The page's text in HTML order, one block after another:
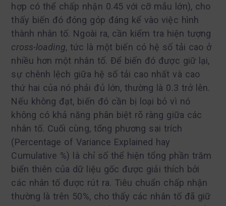
hợp có thể chấp nhận 0.45 với cỡ mẫu lớn), cho
thấy biến đó đóng góp đáng kể vào việc hình
thành nhân tố. Ngoài ra, cần kiểm tra hiện tượng
cross-loading, tức là một biến có hệ số tải cao ở
nhiều hơn một nhân tố. Để biến đó được giữ lại,
sự chênh lệch giữa hệ số tải cao nhất và cao
thứ hai của nó phải đủ lớn, thường là 0.3 trở lên.
Nếu không đạt, biến đó cần bị loại bỏ vì nó
không có khả năng phân biệt rõ ràng giữa các
nhân tố. Cuối cùng, tổng phương sai trích
(Percentage of Variance Explained hay
Cumulative %) là chỉ số thể hiện tổng phần trăm
biến thiên của dữ liệu gốc được giải thích bởi
các nhân tố được rút ra. Tiêu chuẩn chấp nhận
thường là trên 50%, cho thấy các nhân tố đã giữ